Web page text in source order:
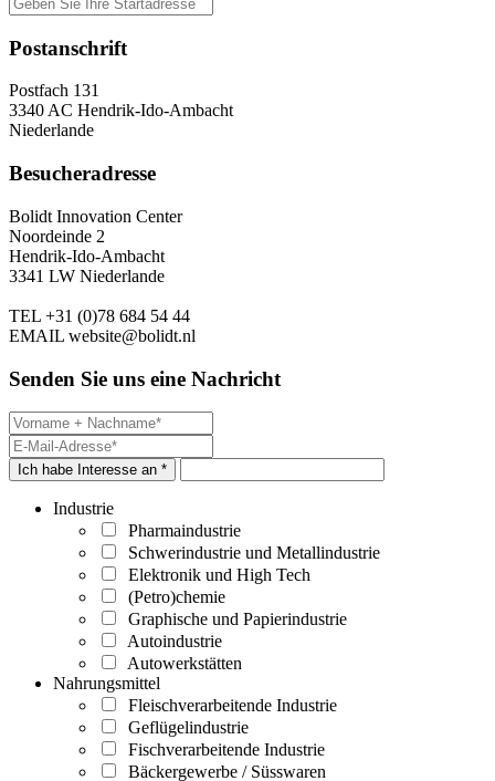
Postanschrift
Postfach 131
3340 AC Hendrik-Ido-Ambacht
Niederlande
Besucheradresse
Bolidt Innovation Center
Noordeinde 2
Hendrik-Ido-Ambacht
3341 LW Niederlande
TEL +31 (0)78 684 54 44
EMAIL website@bolidt.nl
Senden Sie uns eine Nachricht
Ich habe Interesse an *
Industrie
Pharmaindustrie
Schwerindustrie und Metallindustrie
Elektronik und High Tech
(Petro)chemie
Graphische und Papierindustrie
Autoindustrie
Autowerkstätten
Nahrungsmittel
Fleischverarbeitende Industrie
Geflügelindustrie
Fischverarbeitende Industrie
Bäckergewerbe / Süsswaren